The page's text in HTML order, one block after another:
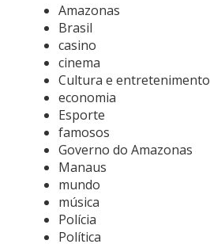
Amazonas
Brasil
casino
cinema
Cultura e entretenimento
economia
Esporte
famosos
Governo do Amazonas
Manaus
mundo
música
Polícia
Política